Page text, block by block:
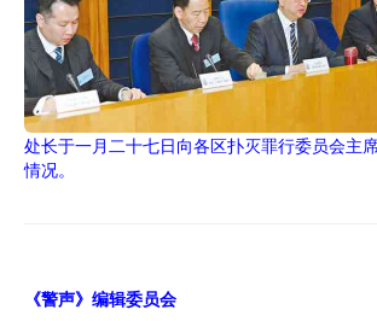
处长于一月二十七日向各区扑灭罪行委员会主
情况。
《警声》编辑委员会